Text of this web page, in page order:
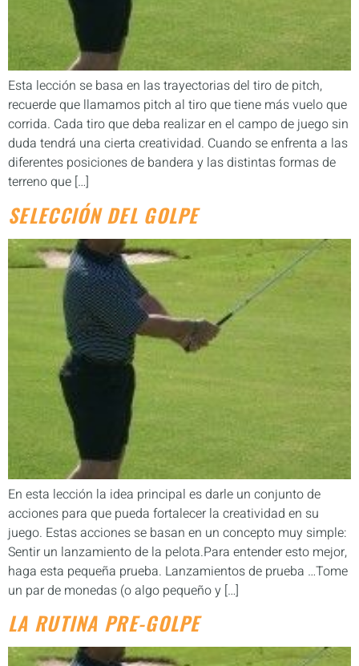
Esta lección se basa en las trayectorias del tiro de pitch,
recuerde que llamamos pitch al tiro que tiene más vuelo que
corrida. Cada tiro que deba realizar en el campo de juego sin
duda tendrá una cierta creatividad. Cuando se enfrenta a las
diferentes posiciones de bandera y las distintas formas de
terreno que […]
SELECCIÓN DEL GOLPE
En esta lección la idea principal es darle un conjunto de
acciones para que pueda fortalecer la creatividad en su
juego. Estas acciones se basan en un concepto muy simple:
Sentir un lanzamiento de la pelota.Para entender esto mejor,
haga esta pequeña prueba. Lanzamientos de prueba …Tome
un par de monedas (o algo pequeño y […]
LA RUTINA PRE-GOLPE